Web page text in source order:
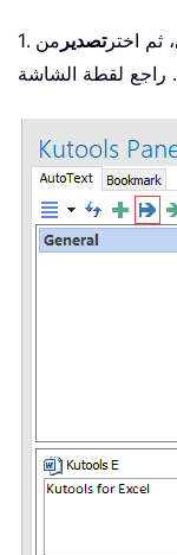
ثم اخترتصدير من